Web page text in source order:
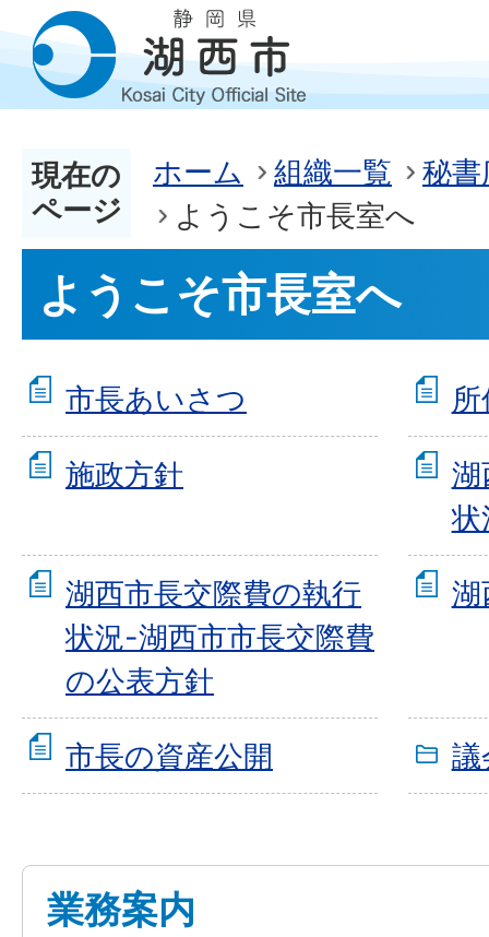
現在の
ページ
ホーム 組織一覧
秘書
ようこそ市長室へ
ようこそ市長室へ
市長あいさつ
施政方針
湖
状
湖西市長交際費の執行
状況-湖西市市長交際費
の公表方針
湖
市長の資産公開 議
業務案内